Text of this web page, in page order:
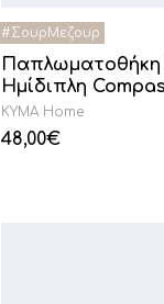
Ημίδιπλη
KYMA Home
48,00€